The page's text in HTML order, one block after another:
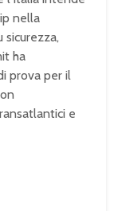
nella
ha
prova per il
e